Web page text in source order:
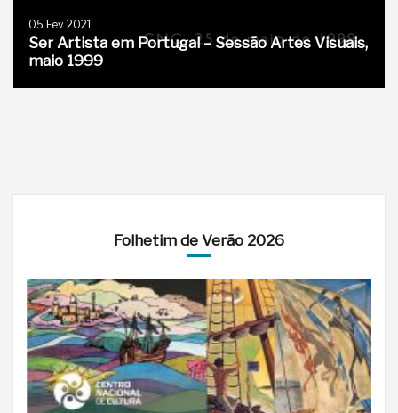
05 Fev 2021
Ser Artista em Portugal – Sessão Artes Visuais,
maio 1999
Folhetim de Verão 2026